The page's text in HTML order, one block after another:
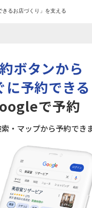
きるお店づくり」を支える
ボタンから
に予約できる
で予約
・マップから予約でき